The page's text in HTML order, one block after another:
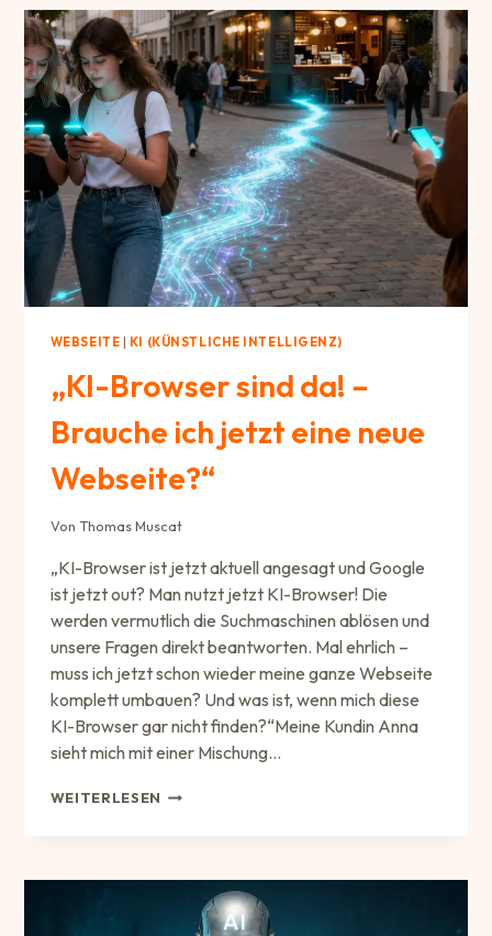
NUTZE
ICH
ES
—
UND
WAS
ICH
BEWUSST
VERMEIDE
WEBSEITE KI (KÜNSTLICHE INTELLIGENZ)
„KI-Browser sind da! –
Brauche ich jetzt eine neue
Webseite?“
Von Thomas Muscat
„KI-Browser ist jetzt aktuell angesagt und Google
ist jetzt out? Man nutzt jetzt KI-Browser! Die
werden vermutlich die Suchmaschinen ablösen und
unsere Fragen direkt beantworten. Mal ehrlich –
muss ich jetzt schon wieder meine ganze Webseite
komplett umbauen? Und was ist, wenn mich diese
KI-Browser gar nicht finden?“Meine Kundin Anna
sieht mich mit einer Mischung…
WEITERLESEN „KI-
BRAUCHE